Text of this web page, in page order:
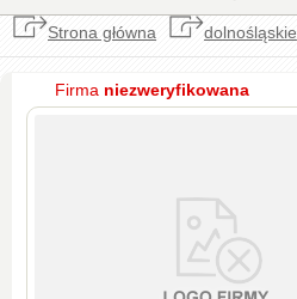
Strona główna dolnośląskie
Firma niezweryfikowana